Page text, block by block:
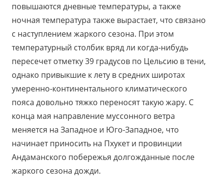
повышаются дневные температуры, а также
ночная температура также вырастает, что связано
с наступлением жаркого сезона. При этом
температурный столбик вряд ли когда-нибудь
пересечет отметку 39 градусов по Цельсию в тени,
однако привыкшие к лету в средних широтах
умеренно-континентального климатического
пояса довольно тяжко переносят такую жару. С
конца мая направление муссонного ветра
меняется на Западное и Юго-Западное, что
начинает приносить на Пхукет и провинции
Андаманского побережья долгожданные после
жаркого сезона дожди.